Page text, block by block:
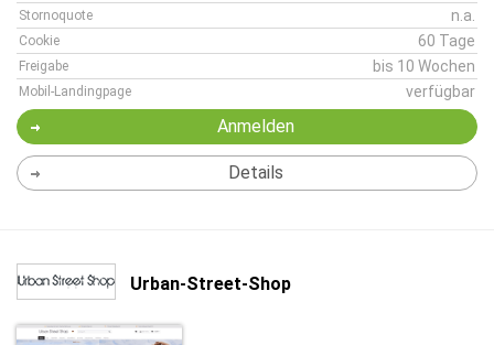
Stornoquote n.a.
Cookie 60 Tage
Freigabe bis 10 Wochen
Mobil-Landingpage verfügbar
Anmelden
Details
Urban-Street-Shop